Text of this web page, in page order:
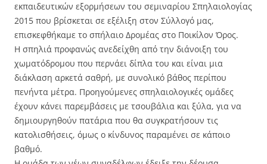
εκπαιδευτικών εξορμήσεων του σεμιναρίου Σπηλαιολογίας
2015 που βρίσκεται σε εξέλιξη στον Σύλλογό μας,
επισκεφθήκαμε το σπήλαιο Δρομέας στο Ποικίλον Όρος.
Η σπηλιά προφανώς ανεδείχθη από την διάνοιξη του
χωματόδρομου που περνάει δίπλα του και είναι μια
διάκλαση αρκετά σαθρή, με συνολικό βάθος περίπου
πενήντα μέτρα. Προηγούμενες σπηλαιολογικές ομάδες
έχουν κάνει παρεμβάσεις με τσουβάλια και ξύλα, για να
δημιουργηθούν πατάρια που θα συγκρατήσουν τις
κατολισθήσεις, όμως ο κίνδυνος παραμένει σε κάποιο
βαθμό.